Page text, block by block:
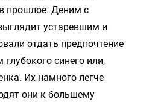
прошлое. Деним с
устаревшим и
отдать предпочтение
синего или,
Их намного легче
они к большему